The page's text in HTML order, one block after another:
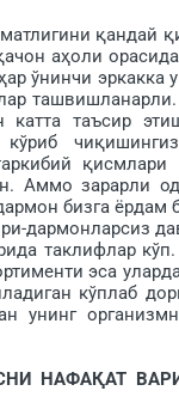
қандай
аҳоли
ўнинчи
катта таъсир
кўриб
Аммо зарарли
бизга
дармонларсиз
таклифлар
эса
кўплаб
унинг
НАФАҚАТ